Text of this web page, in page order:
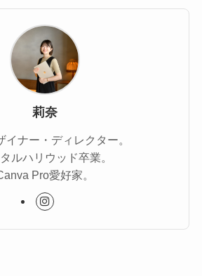
莉奈
イナー・ディレクター。
ルハリウッド卒業。
Pro愛好家。